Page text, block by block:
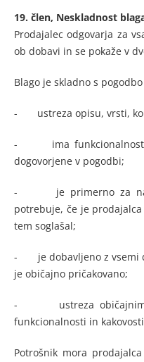
19. člen, Neskladnost
Prodajalec odgovarja za
ob dobavi in se pokaže v
Blago je skladno s
- ustreza opisu, vrsti,
- ima funkcionalnost,
dogovorjene v pogodbi;
- je primerno za
potrebuje, če je
tem soglašal;
- je dobavljeno z vsemi
je običajno pričakovano;
- ustreza običajnim
funkcionalnosti in
Potrošnik mora